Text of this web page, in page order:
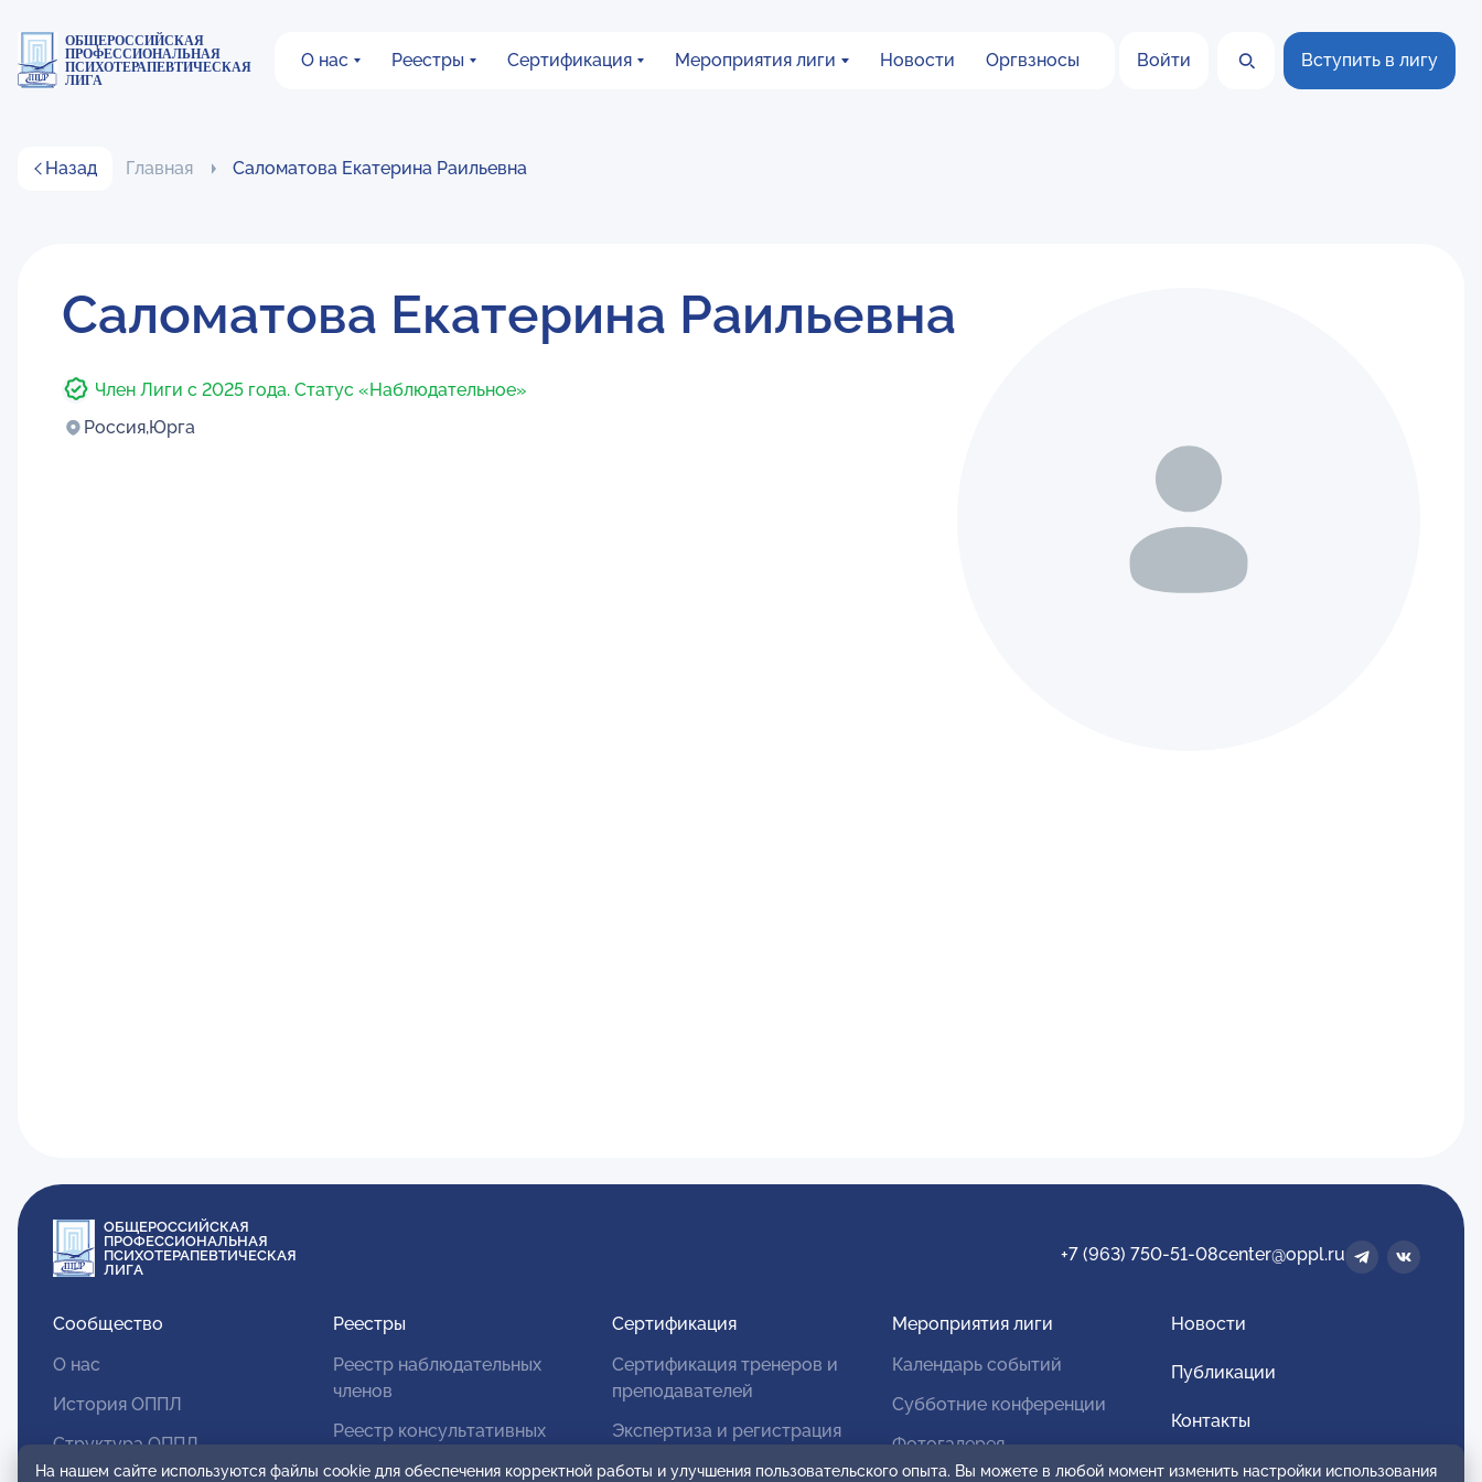
ОБЩЕРОССИЙСКАЯ
ПРОФЕССИОНАЛЬНАЯ
ПСИХОТЕРАПЕВТИЧЕСКАЯ
ЛИГА
О нас Реестры Сертификация Мероприятия лиги Новости Оргвзносы Войти Вступить в лигу
Назад Главная Саломатова Екатерина Раильевна
Саломатова Екатерина Раильевна
Член Лиги с 2025 года. Статус «Наблюдательное»
Россия,Юрга
ОБЩЕРОССИЙСКАЯ
ПРОФЕССИОНАЛЬНАЯ
ПСИХОТЕРАПЕВТИЧЕСКАЯ
ЛИГА
+7 (963) 750-51-08center@oppl.ru
Сообщество
О нас
История ОППЛ
Структура ОППЛ
Реестры
Реестр наблюдательных
членов
Реестр консультативных
Сертификация
Сертификация тренеров и
преподавателей
Экспертиза и регистрация
Мероприятия лиги
Календарь событий
Субботние конференции
Фотогалерея
Новости
Публикации
Контакты
Для спонсоров и партнеров
На нашем сайте используются файлы cookie для обеспечения корректной работы и улучшения пользовательского опыта. Вы можете в любой момент изменить настройки использования